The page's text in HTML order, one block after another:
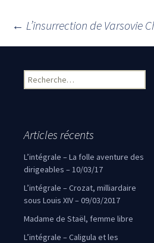
Navigation
← L’insurrection de Varsovie
Rechercher :
Articles récents
L’intégrale – La folle aventure des
dirigeables – 10/03/17
L’intégrale – Crozat, milliardaire
sous Louis XIV – 09/03/2017
Madame de Staël, femme libre
L’intégrale – Caligula et les